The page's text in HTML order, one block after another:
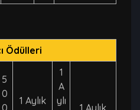
Ödülleri
5
0
0
1 Aylık
1
A
ylı
1 Aylık